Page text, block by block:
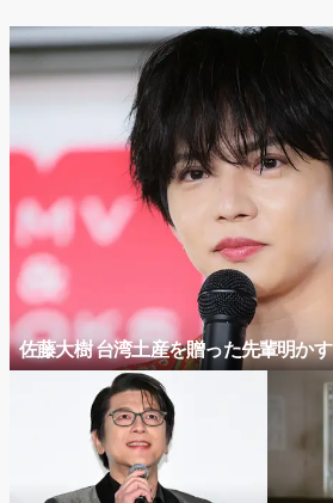
佐藤大樹 台湾土産を贈った先輩明かす